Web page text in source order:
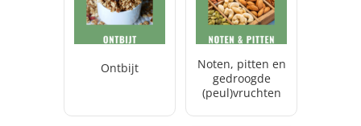
Ontbijt
Noten, pitten en
gedroogde
(peul)vruchten